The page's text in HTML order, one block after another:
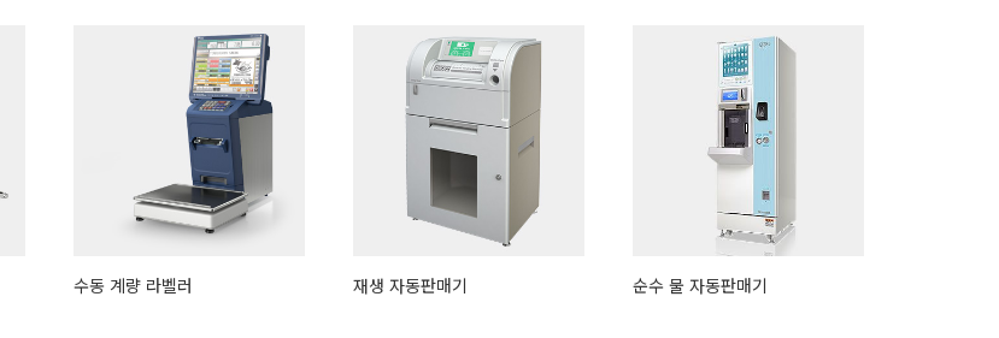
수동 계량 라벨러 재생 자동판매기 순수 물 자동판매기